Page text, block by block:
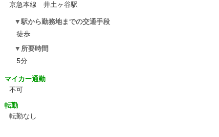
京急本線 井土ヶ谷駅
駅から勤務地までの交通手段
徒歩
所要時間
5分
マイカー通勤
不可
転勤
転勤なし